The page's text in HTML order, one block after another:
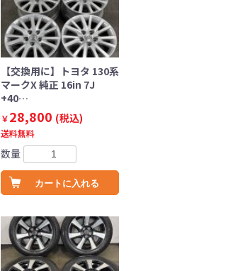
【交換用に】トヨタ 130系
マークX 純正 16in 7J
+40…
￥28,800 (税込)
送料無料
数量
カートに入れる